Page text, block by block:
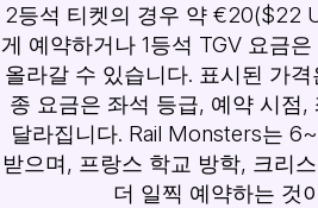
2등석 티켓의 경우 약 €20($22
게 예약하거나 1등석 TGV 요금
올라갈 수 있습니다. 표시된 가
종 요금은 좌석 등급, 예약 시점
달라집니다. Rail Monsters는
받으며, 프랑스 학교 방학, 크리
더 일찍 예약하는 것